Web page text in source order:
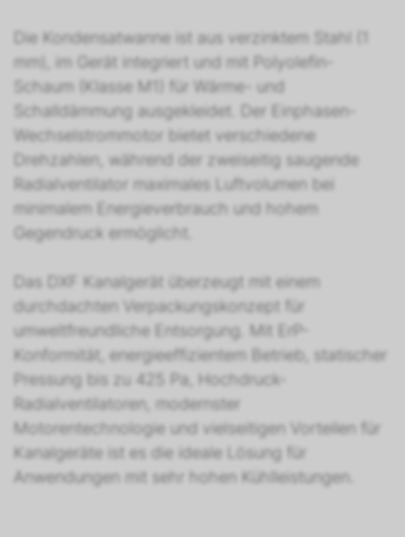
Die Kondensatwanne ist aus verzinktem Stahl (1
mm), im Gerät integriert und mit Polyolefin-
Schaum (Klasse M1) für Wärme- und
Schalldämmung ausgekleidet. Der Einphasen-
Wechselstrommotor bietet verschiedene
Drehzahlen, während der zweiseitig saugende
Radialventilator maximales Luftvolumen bei
minimalem Energieverbrauch und hohem
Gegendruck ermöglicht.
Das DXF Kanalgerät überzeugt mit einem
durchdachten Verpackungskonzept für
umweltfreundliche Entsorgung. Mit ErP-
Konformität, energieeffizientem Betrieb, statischer
Pressung bis zu 425 Pa, Hochdruck-
Radialventilatoren, modernster
Motorentechnologie und vielseitigen Vorteilen für
Kanalgeräte ist es die ideale Lösung für
Anwendungen mit sehr hohen Kühlleistungen.